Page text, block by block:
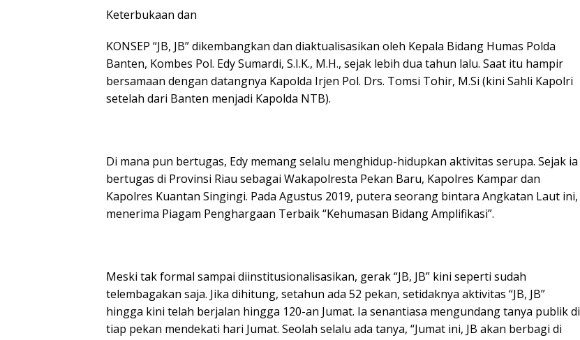
Keterbukaan dan
KONSEP “JB, JB” dikembangkan dan diaktualisasikan oleh Kepala Bidang Humas Polda
Banten, Kombes Pol. Edy Sumardi, S.I.K., M.H., sejak lebih dua tahun lalu. Saat itu hampir
bersamaan dengan datangnya Kapolda Irjen Pol. Drs. Tomsi Tohir, M.Si (kini Sahli Kapolri
setelah dari Banten menjadi Kapolda NTB).
Di mana pun bertugas, Edy memang selalu menghidup-hidupkan aktivitas serupa. Sejak ia
bertugas di Provinsi Riau sebagai Wakapolresta Pekan Baru, Kapolres Kampar dan
Kapolres Kuantan Singingi. Pada Agustus 2019, putera seorang bintara Angkatan Laut ini,
menerima Piagam Penghargaan Terbaik “Kehumasan Bidang Amplifikasi”.
Meski tak formal sampai diinstitusionalisasikan, gerak “JB, JB” kini seperti sudah
telembagakan saja. Jika dihitung, setahun ada 52 pekan, setidaknya aktivitas “JB, JB”
hingga kini telah berjalan hingga 120-an Jumat. Ia senantiasa mengundang tanya publik di
tiap pekan mendekati hari Jumat. Seolah selalu ada tanya, “Jumat ini, JB akan berbagi di